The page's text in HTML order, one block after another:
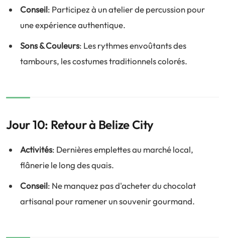
Conseil: Participez à un atelier de percussion pour
une expérience authentique.
Sons & Couleurs: Les rythmes envoûtants des
tambours, les costumes traditionnels colorés.
Jour 10: Retour à Belize City
Activités: Dernières emplettes au marché local,
flânerie le long des quais.
Conseil: Ne manquez pas d'acheter du chocolat
artisanal pour ramener un souvenir gourmand.